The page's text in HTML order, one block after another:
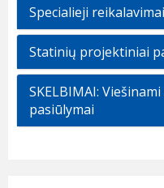
Specialieji reikalavimai
Statinių projektiniai
SKELBIMAI:
pasiūlymai